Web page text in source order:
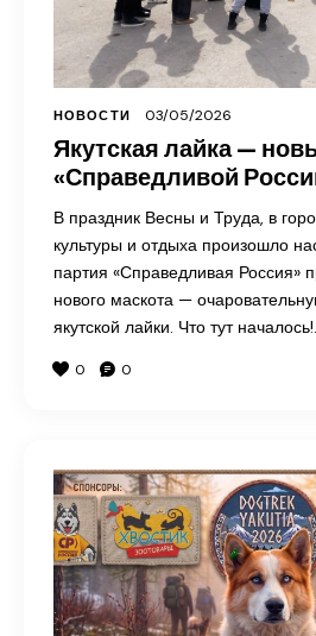
НОВОСТИ 03/05/2026
Якутская лайка —
«Справедливой
В праздник Весны и Труда, в
культуры и отдыха произошло
партия «Справедливая Россия»
нового маскота —
якутской лайки. Что тут
0 0